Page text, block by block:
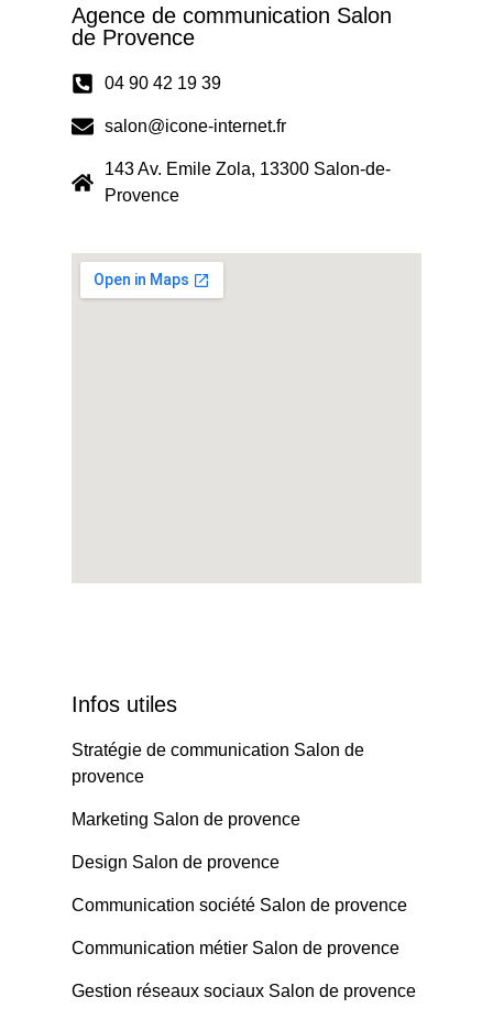
Agence de communication Salon
de Provence
04 90 42 19 39
salon@icone-internet.fr
143 Av. Emile Zola, 13300 Salon-de-
Provence
Infos utiles
Stratégie de communication Salon de
provence
Marketing Salon de provence
Design Salon de provence
Communication société Salon de provence
Communication métier Salon de provence
Gestion réseaux sociaux Salon de provence